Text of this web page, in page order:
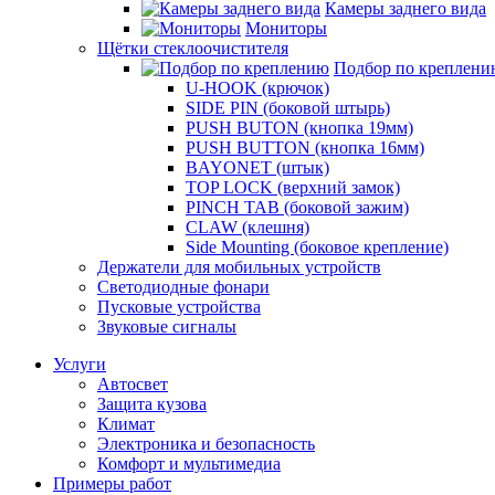
Камеры заднего вида
Мониторы
Щётки стеклоочистителя
Подбор по
U-HOOK (крючок)
SIDE PIN (боковой штырь)
PUSH BUTON (кнопка 19мм)
PUSH BUTTON (кнопка 16мм)
BAYONET (штык)
TOP LOCK (верхний замок)
PINCH TAB (боковой зажим)
CLAW (клешня)
Side Mounting (боковое крепление)
Держатели для мобильных устройств
Светодиодные фонари
Пусковые устройства
Звуковые сигналы
Услуги
Автосвет
Защита кузова
Климат
Электроника и безопасность
Комфорт и мультимедиа
Примеры работ